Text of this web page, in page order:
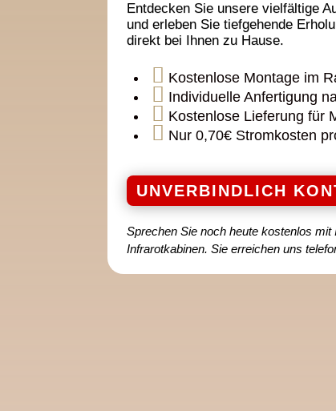
Entdecken Sie unsere vielfältige
und erleben Sie tiefgehende
direkt bei Ihnen zu Hause.
 Kostenlose Montage im
 Individuelle Anfertigung
 Kostenlose Lieferung für
 Nur 0,70€ Stromkosten
UNVERBINDLICH
Sprechen Sie noch heute kostenlos
Infrarotkabinen. Sie erreichen uns